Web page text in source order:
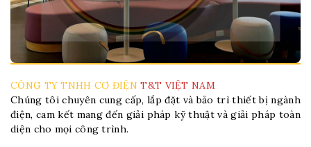
CÔNG TY TNHH CƠ ĐIỆNT&T VIỆT NAM
Chúng tôi chuyên cung cấp, lắp đặt và bảo trì thiết bị ngành
điện, cam kết mang đến giải pháp kỹ thuật và giải pháp toàn
diện cho mọi công trình.